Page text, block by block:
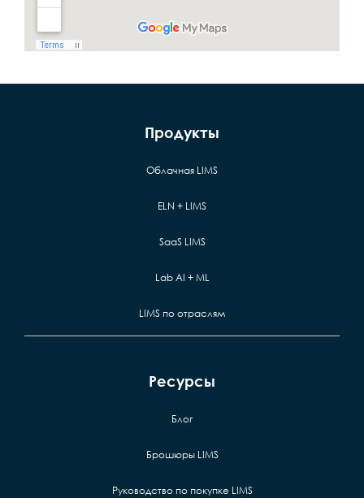
Продукты
Облачная LIMS
ELN + LIMS
SaaS LIMS
Lab AI + ML
LIMS по отраслям
Ресурсы
Блог
Брошюры LIMS
Руководство по покупке LIMS